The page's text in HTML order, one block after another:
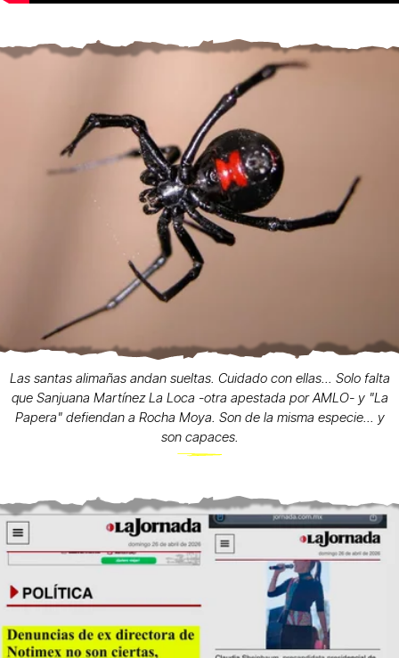
Las santas alimañas andan sueltas. Cuidado con ellas... Solo falta
que Sanjuana Martínez La Loca -otra apestada por AMLO- y "La
Papera" defiendan a Rocha Moya. Son de la misma especie... y
son capaces.